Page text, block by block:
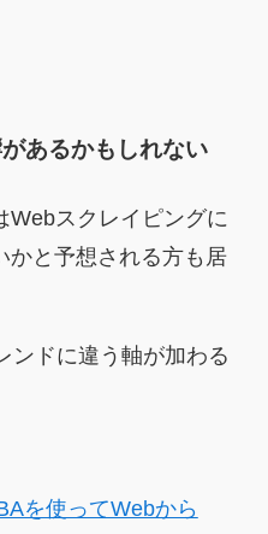
あるかもしれない
Webスクレイピングに
かと予想される方も居
ンドに違う軸が加わる
を使ってWebから